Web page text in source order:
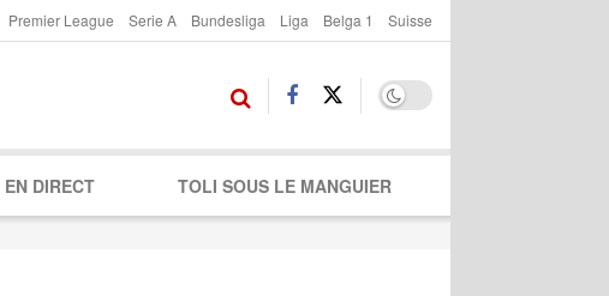
Premier League Serie A Bundesliga Liga Belga 1 Suisse
EN DIRECT TOLI SOUS LE MANGUIER